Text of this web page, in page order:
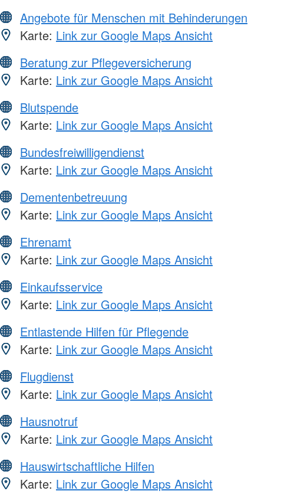
Angebote für Menschen mit Behinderungen
Karte: Link zur Google Maps Ansicht
Beratung zur Pflegeversicherung
Karte: Link zur Google Maps Ansicht
Blutspende
Karte: Link zur Google Maps Ansicht
Bundesfreiwilligendienst
Karte: Link zur Google Maps Ansicht
Dementenbetreuung
Karte: Link zur Google Maps Ansicht
Ehrenamt
Karte: Link zur Google Maps Ansicht
Einkaufsservice
Karte: Link zur Google Maps Ansicht
Entlastende Hilfen für Pflegende
Karte: Link zur Google Maps Ansicht
Flugdienst
Karte: Link zur Google Maps Ansicht
Hausnotruf
Karte: Link zur Google Maps Ansicht
Hauswirtschaftliche Hilfen
Karte: Link zur Google Maps Ansicht